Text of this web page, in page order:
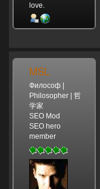
love.
MSL
Философ |
Philosopher | 哲
学家
SEO Mod
SEO hero
member